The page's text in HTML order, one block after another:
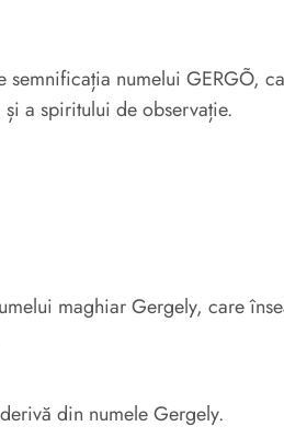
semnificația numelui GERGÕ,
a spiritului de observație.
maghiar Gergely, care
din numele Gergely.